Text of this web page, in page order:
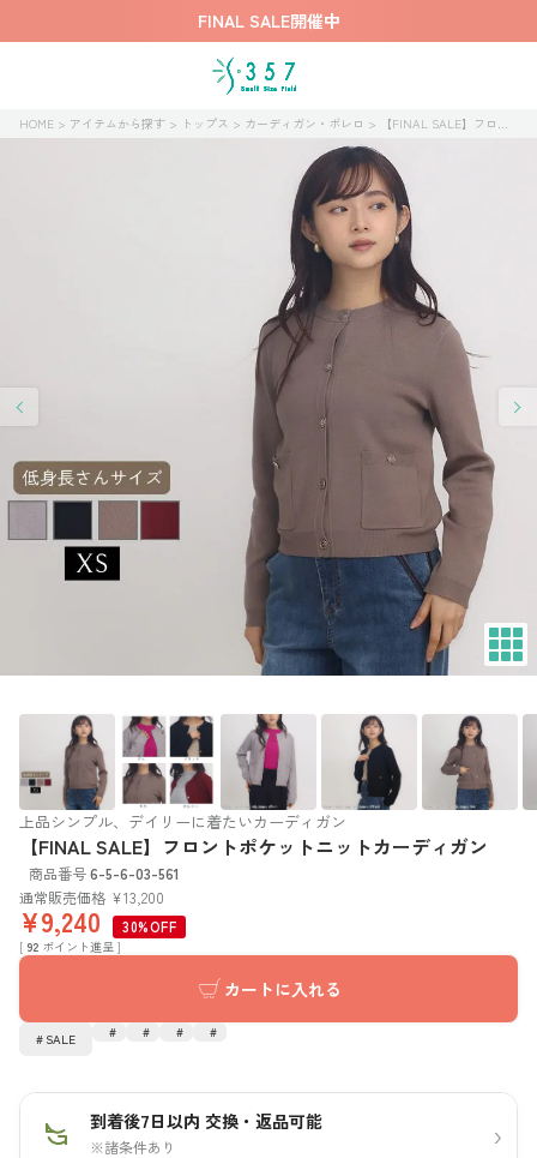
FINAL SALE開催中
HOME アイテムから探す トップス カーディガン・ボレロ 【FINAL SALE】フロントポケットニットカーディガン
上品シンプル、デイリーに着たいカーディガン
【FINAL SALE】フロントポケットニットカーディガン
商品番号6-5-6-03-561
通常販売価格 ¥13,200
¥9,240 30%OFF
[ 92 ポイント進呈 ]
カートに入れる
SALE
到着後7日以内 交換・返品可能
※諸条件あり ›